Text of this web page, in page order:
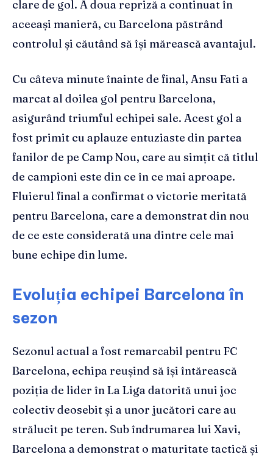
clare de gol. A doua repriză a continuat în
aceeași manieră, cu Barcelona păstrând
controlul și căutând să își mărească avantajul.
Cu câteva minute înainte de final, Ansu Fati a
marcat al doilea gol pentru Barcelona,
asigurând triumful echipei sale. Acest gol a
fost primit cu aplauze entuziaste din partea
fanilor de pe Camp Nou, care au simțit că titlul
de campioni este din ce în ce mai aproape.
Fluierul final a confirmat o victorie meritată
pentru Barcelona, care a demonstrat din nou
de ce este considerată una dintre cele mai
bune echipe din lume.
Evoluția echipei Barcelona în
sezon
Sezonul actual a fost remarcabil pentru FC
Barcelona, echipa reușind să își întărească
poziția de lider în La Liga datorită unui joc
colectiv deosebit și a unor jucători care au
strălucit pe teren. Sub îndrumarea lui Xavi,
Barcelona a demonstrat o maturitate tactică și